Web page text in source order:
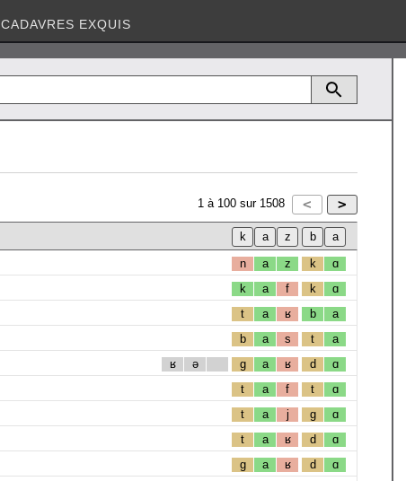
CADAVRES EXQUIS
1 à 100 sur 1508
n a z k ɑ
k a f k ɑ
t a ʁ b a
b a s t a
ʁ ə g a ʁ d ɑ
t a f t ɑ
t a j g ɑ
t a ʁ d ɑ
g a ʁ d ɑ